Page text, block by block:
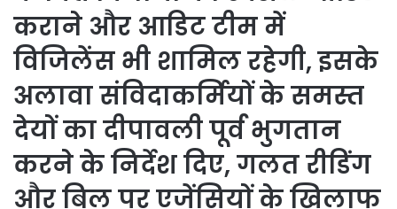
कराने और आडिट टीम में
विजिलेंस भी शामिल रहेगी, इसके
अलावा संविदाकर्मियों के समस्त
देयों का दीपावली पूर्व भुगतान
करने के निर्देश दिए, गलत रीडिंग
और बिल पर एजेंसियों के खिलाफ